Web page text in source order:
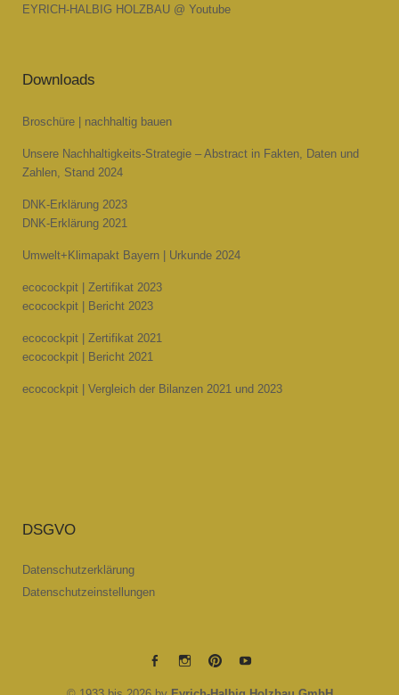
EYRICH-HALBIG HOLZBAU @ Youtube
Downloads
Broschüre | nachhaltig bauen
Unsere Nachhaltigkeits-Strategie – Abstract in Fakten, Daten und
Zahlen, Stand 2024
DNK-Erklärung 2023
DNK-Erklärung 2021
Umwelt+Klimapakt Bayern | Urkunde 2024
ecocockpit | Zertifikat 2023
ecocockpit | Bericht 2023
ecocockpit | Zertifikat 2021
ecocockpit | Bericht 2021
ecocockpit | Vergleich der Bilanzen 2021 und 2023
DSGVO
Datenschutzerklärung
Datenschutzeinstellungen
EYRICH-EYRICH-EYRICH-EYRICH-